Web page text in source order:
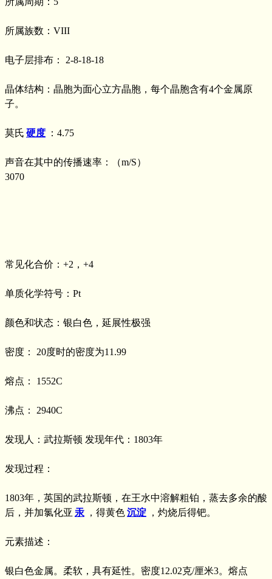
所属族数：VIII
电子层排布： 2-8-18-18
晶体结构：晶胞为面心立方晶胞，每个晶胞含有4个金属原
子。
莫氏 硬度 ：4.75
声音在其中的传播速率：（m/S）
3070
常见化合价：+2，+4
单质化学符号：Pt
颜色和状态：银白色，延展性极强
密度： 20度时的密度为11.99
熔点： 1552C
沸点： 2940C
发现人：武拉斯顿 发现年代：1803年
发现过程：
1803年，英国的武拉斯顿，在王水中溶解粗铂，蒸去多余的酸
后，并加氯化亚 汞 ，得黄色沉淀 ，灼烧后得钯。
元素描述：
银白色金属。柔软，具有延性。密度12.02克/厘米3。熔点